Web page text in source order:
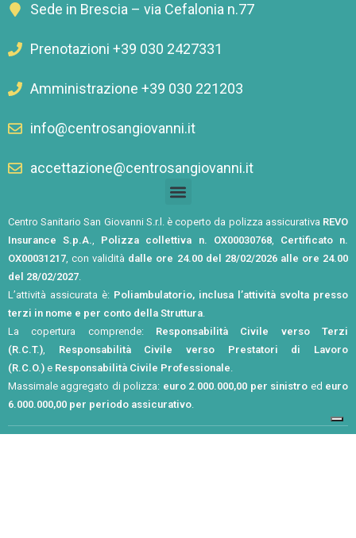
Sede in Brescia – via Cefalonia n.77
Prenotazioni +39 030 2427331
Amministrazione +39 030 221203
info@centrosangiovanni.it
accettazione@centrosangiovanni.it
Centro Sanitario San Giovanni S.r.l. è coperto da polizza assicurativa REVO
Insurance S.p.A., Polizza collettiva n. OX00030768, Certificato n.
OX00031217, con validità dalle ore 24.00 del 28/02/2026 alle ore 24.00
del 28/02/2027.
L’attività assicurata è: Poliambulatorio, inclusa l’attività svolta presso
terzi in nome e per conto della Struttura.
La copertura comprende: Responsabilità Civile verso Terzi
(R.C.T.), Responsabilità Civile verso Prestatori di Lavoro
(R.C.O.) e Responsabilità Civile Professionale.
Massimale aggregato di polizza: euro 2.000.000,00 per sinistro ed euro
6.000.000,00 per periodo assicurativo.